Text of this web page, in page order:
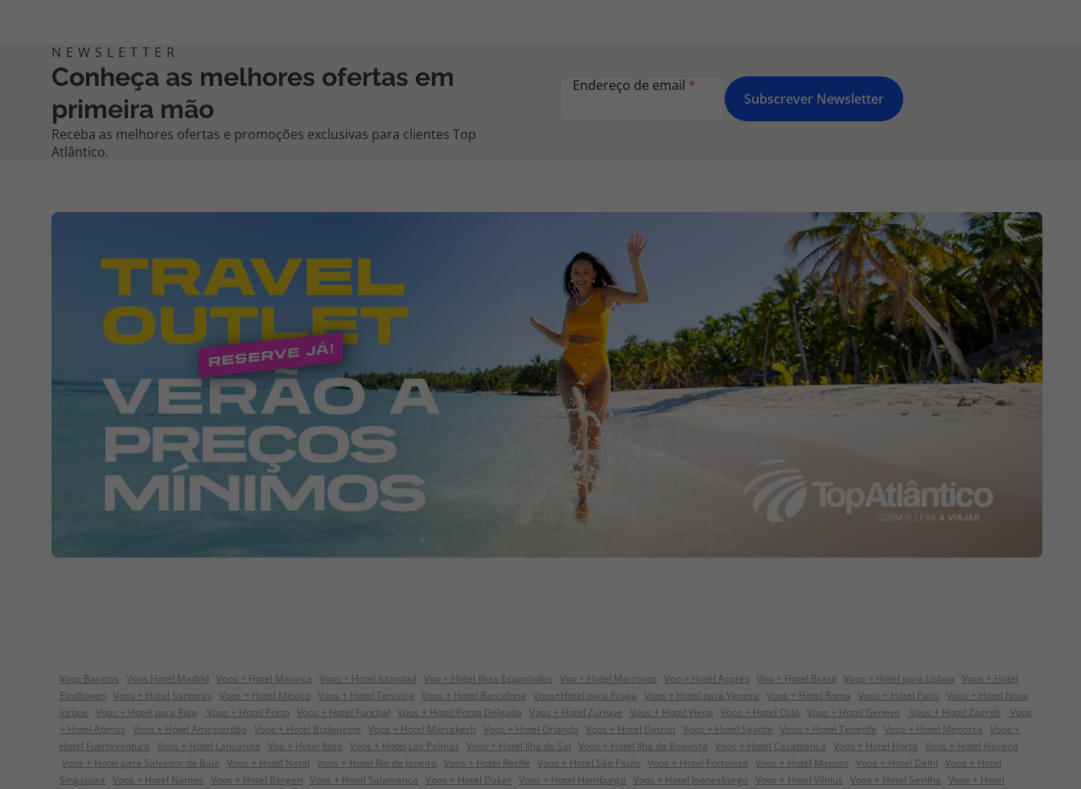
Conheça as melhores ofertas em
primeira mão
Receba as melhores ofertas e promoções exclusivas para clientes Top
Atlântico.
Endereço de email *
Subscrever Newsletter
Voos Baratos Voos Hotel Madrid Voos + Hotel Maiorca Voos + Hotel Istambul Voo + Hotel Ilhas Espanholas Voo + Hotel Marrocos Voo + Hotel Açores Voo + Hotel Brasil Voos + Hotel para Lisboa Voos + Hotel
Eindhoven Voos + Hotel Santorini Voos + Hotel México Voos + Hotel Terceira Voos + Hotel Barcelona Voos+Hotel para Praga Voos + Hotel para Veneza Voos + Hotel Roma Voos + Hotel Paris Voos + Hotel Nova
Iorque Voos + Hotel para Riga Voos + Hotel Porto Voos + Hotel Funchal Voos + Hotel Ponta Delgada Voos + Hotel Zurique Voos + Hotel Viena Voos + Hotel Oslo Voos + Hotel Geneve Voos + Hotel Zagreb
Voos
+ Hotel Atenas Voos + Hotel Amesterdão Voos + Hotel Budapeste Voos + Hotel Marrakech Voos + Hotel Orlando Voos + Hotel Detroit Voos + Hotel Seattle Voos + Hotel Tenerife Voos + Hotel Menorca Voos +
Hotel Fuerteventura Voos + Hotel Lanzarote Voo + Hotel Ibiza Voos + Hotel Las Palmas Voos + Hotel Ilha do Sal Voos + Hotel Ilha da Boavista Voos + Hotel Casablanca Voos + Hotel Horta Voos + Hotel Havana
Voos + Hotel para Salvador da Baía Voos + Hotel Natal Voos + Hotel Rio de Janeiro Voos + Hotel Recife Voos + Hotel São Paulo Voos + Hotel Fortaleza Voos + Hotel Maputo Voos + Hotel Delhi Voos + Hotel
Singapura Voos + Hotel Nantes Voos + Hotel Bergen Voos + Hotel Salamanca Voos + Hotel Dakar Voos + Hotel Hamburgo Voos + Hotel Joanesburgo Voos + Hotel Vilnius Voos + Hotel Sevilha Voos + Hotel